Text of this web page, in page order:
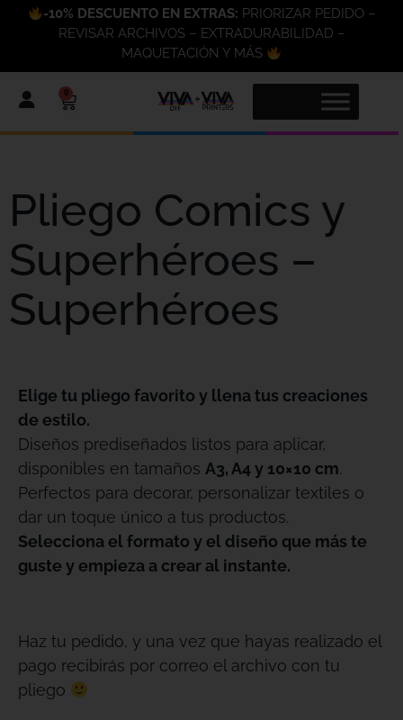
-10% DESCUENTO EN EXTRAS: PRIORIZAR PEDIDO –
REVISAR ARCHIVOS – EXTRADURABILIDAD –
MAQUETACIÓN Y MÁS
0
Pliego Comics y
Superhéroes –
Superhéroes
Elige tu pliego favorito y llena tus creaciones
de estilo.
Diseños prediseñados listos para aplicar,
disponibles en tamaños A3, A4 y 10×10 cm.
Perfectos para decorar, personalizar textiles o
dar un toque único a tus productos.
Selecciona el formato y el diseño que más te
guste y empieza a crear al instante.
Haz tu pedido, y una vez que hayas realizado el
pago recibirás por correo el archivo con tu
pliego